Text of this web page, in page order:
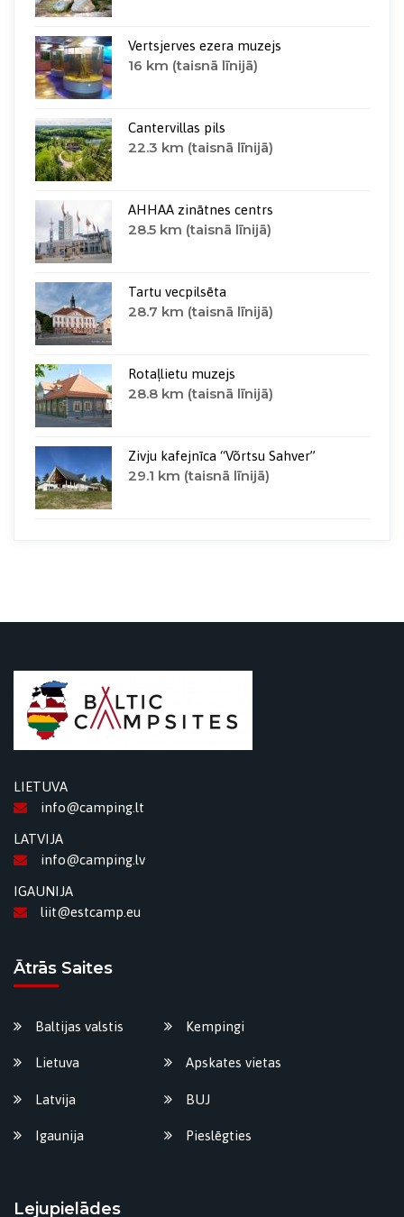
Vertsjerves ezera muzejs
16 km (taisnā līnijā)
Cantervillas pils
22.3 km (taisnā līnijā)
AHHAA zinātnes centrs
28.5 km (taisnā līnijā)
Tartu vecpilsēta
28.7 km (taisnā līnijā)
Rotaļlietu muzejs
28.8 km (taisnā līnijā)
Zivju kafejnīca “Võrtsu Sahver”
29.1 km (taisnā līnijā)
LIETUVA
info@camping.lt
LATVIJA
info@camping.lv
IGAUNIJA
liit@estcamp.eu
Ātrās Saites
Baltijas valstis
Lietuva
Latvija
Igaunija
Kempingi
Apskates vietas
BUJ
Pieslēgties
Lejupielādes